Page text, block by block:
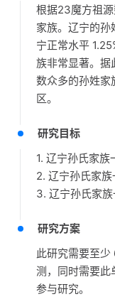
根据23魔方祖
家族。辽宁的孙
宁正常水平
族非常显著。据
数众多的孙姓家
区。
研究目标
1. 辽宁孙氏家族
2. 辽宁孙氏家族
3. 辽宁孙氏家族
研究方案
此研究需要至
测，同时需要此
参与研究。